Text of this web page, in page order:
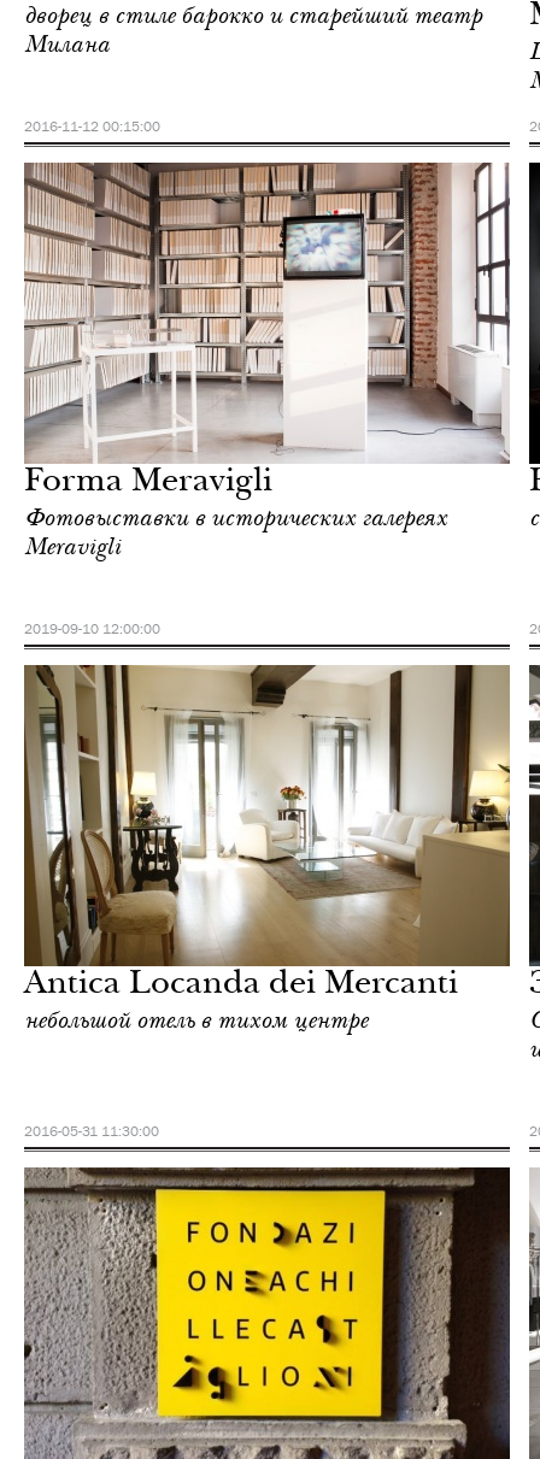
дворец в стиле барокко и старейший театр
Милана
2016-11-12 00:15:00
Forma Meravigli
Фотовыставки в исторических галереях
Meravigli
2019-09-10 12:00:00
Antica Locanda dei Mercanti
небольшой отель в тихом центре
2016-05-31 11:30:00
среда